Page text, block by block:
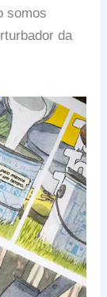
somos
da